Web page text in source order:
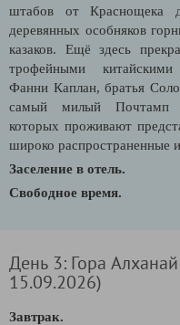
штабов от Краснощека
деревянных особняков
казаков. Ещё здесь
трофейными
Фанни Каплан, братья
самый милый
которых проживают
широко распространенные
Заселение в отель.
Свободное время.
День 3: Гора
15.09.2026)
Завтрак.